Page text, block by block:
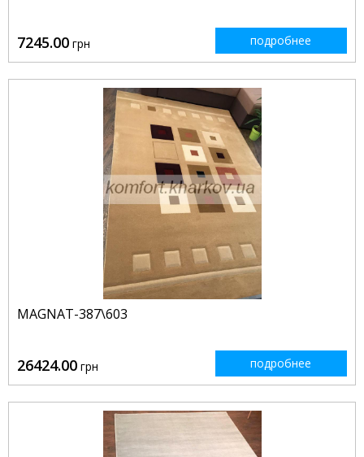
7245.00 грн подробнее
MAGNAT-387\603
26424.00 грн подробнее